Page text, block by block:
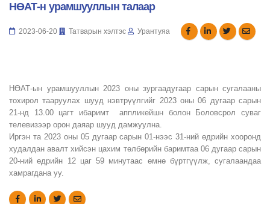
НӨАТ-н урамшууллын талаар
2023-06-20 Татварын хэлтэс Урантуяа
НӨАТ-ын урамшууллын 2023 оны зургаадугаар сарын сугалааны
тохирол тааруулах шууд нэвтрүүлгийг 2023 оны 06 дугаар сарын
21-нд 13.00 цагт ибаримт аппликейшн болон Боловсрол суваг
телевизээр орон даяар шууд дамжуулна.
Иргэн та 2023 оны 05 дугаар сарын 01-нээс 31-ний өдрийн хооронд
худалдан авалт хийсэн цахим төлбөрийн баримтаа 06 дугаар сарын
20-ний өдрийн 12 цаг 59 минутаас өмнө бүртгүүлж, сугалаандаа
хамрагдана уу.